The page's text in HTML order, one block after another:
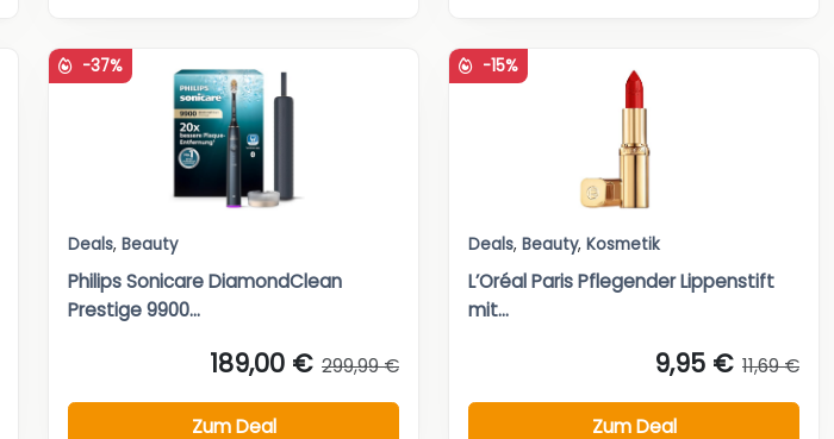
-37%
Deals, Beauty
Philips Sonicare DiamondClean
Prestige 9900...
189,00 € 299,99 €
Zum Deal
-15%
Deals, Beauty, Kosmetik
L’Oréal Paris Pflegender Lippenstift
mit...
9,95 € 11,69 €
Zum Deal